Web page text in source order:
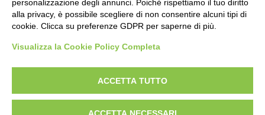
Bogliano Srl
Borgo San Martino 44, 12060 Pocapaglia CN
Fax: 0172-487399
personalizzazione degli annunci. Poiché rispettiamo il tuo diritto
alla privacy, è possibile scegliere di non consentire alcuni tipi di
cookie. Clicca su preferenze GDPR per saperne di più.
Visualizza la Cookie Policy Completa
ACCETTA TUTTO
ACCETTA NECESSARI